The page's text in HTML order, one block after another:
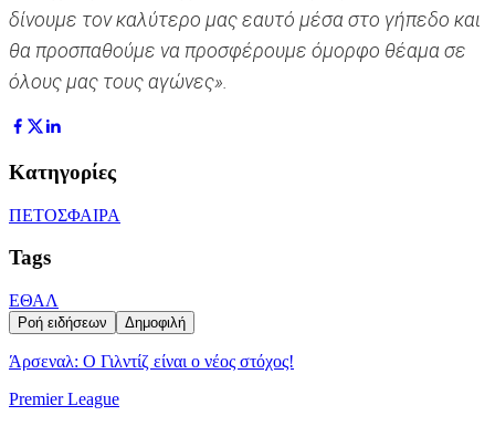
δίνουμε τον καλύτερο μας εαυτό μέσα στο γήπεδο και
θα προσπαθούμε να προσφέρουμε όμορφο θέαμα σε
όλους μας τους αγώνες».
Κατηγορίες
ΠΕΤΟΣΦΑΙΡΑ
Tags
ΕΘΑΛ
Ροή ειδήσεων Δημοφιλή
Άρσεναλ: Ο Γιλντίζ είναι ο νέος στόχος!
Premier League